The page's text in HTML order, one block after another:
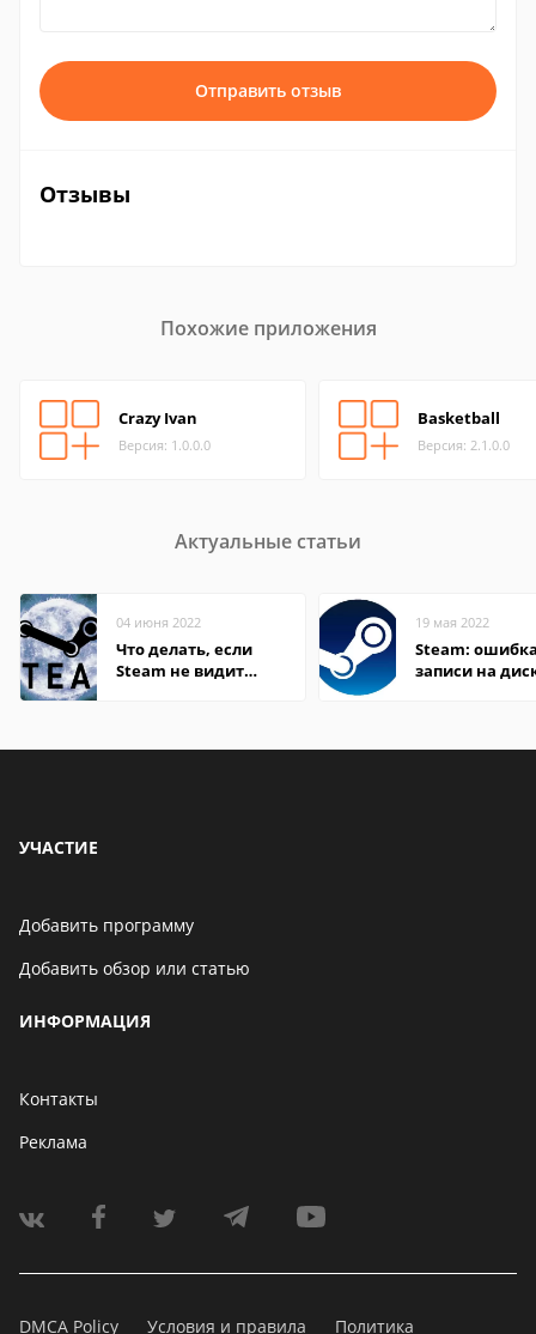
Отправить отзыв
Отзывы
Похожие приложения
Crazy Ivan
Версия: 1.0.0.0
Basketball
Версия: 2.1.0.0
Актуальные статьи
04 июня 2022
Что делать, если
Steam не видит
19 мая 2022
Steam:
записи на
УЧАСТИЕ
Добавить программу
Добавить обзор или статью
ИНФОРМАЦИЯ
Контакты
Реклама
DMCA Policy Условия и правила Политика